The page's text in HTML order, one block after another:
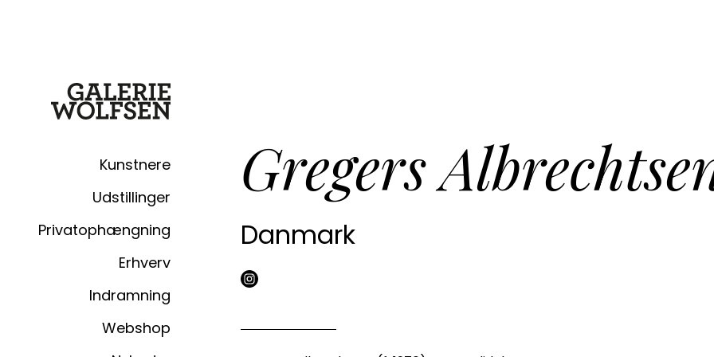
Kunstnere
Udstillinger
Privatophængning
Erhverv
Indramning
Webshop
Gregers
Danmark